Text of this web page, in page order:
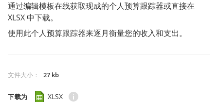
通过编辑模板在线获取现成的个人预算跟踪器或直接在
XLSX 中下载。
使用此个人预算跟踪器来逐月衡量您的收入和支出。
文件大小 ： 27 kb
下载为 XLSX